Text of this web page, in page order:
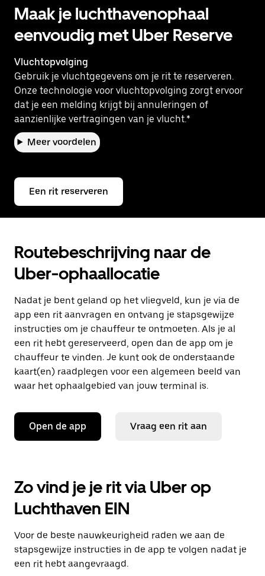
Maak je luchthavenophaal
eenvoudig met Uber Reserve
Vluchtopvolging
Gebruik je vluchtgegevens om je rit te reserveren.
Onze technologie voor vluchtopvolging zorgt ervoor
dat je een melding krijgt bij annuleringen of
aanzienlijke vertragingen van je vlucht.*
Meer voordelen
Een rit reserveren
Routebeschrijving naar de
Uber-ophaallocatie
Nadat je bent geland op het vliegveld, kun je via de
app een rit aanvragen en ontvang je stapsgewijze
instructies om je chauffeur te ontmoeten. Als je al
een rit hebt gereserveerd, open dan de app om je
chauffeur te vinden. Je kunt ook de onderstaande
kaart(en) raadplegen voor een algemeen beeld van
waar het ophaalgebied van jouw terminal is.
Open de app Vraag een rit aan
Zo vind je je rit via Uber op
Luchthaven EIN
Voor de beste nauwkeurigheid raden we aan de
stapsgewijze instructies in de app te volgen nadat je
een rit hebt aangevraagd.